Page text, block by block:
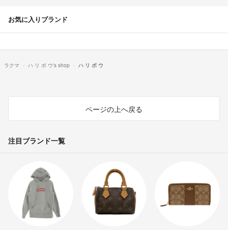
お気に入りブランド
ラクマ ハ リ ボ ウ's shop ハ リ ボ ウ
ページの上へ戻る
注目ブランド一覧